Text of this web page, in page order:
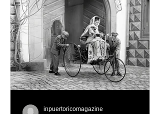
inpuertoricomagazine